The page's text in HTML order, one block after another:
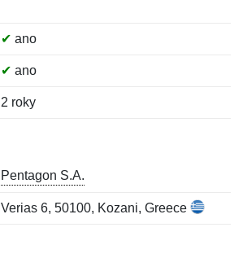
✔ ano
✔ ano
2 roky
Pentagon S.A.
Verias 6, 50100, Kozani, Greece